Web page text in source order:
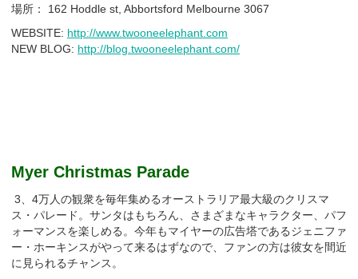
場所： 162 Hoddle st, Abbortsford Melbourne 3067
WEBSITE: http://www.twooneelephant.com
NEW BLOG: http://blog.twooneelephant.com/
Myer Christmas Parade
3、4万人の観衆を毎年集めるオーストラリア最大級のクリスマ
ス・パレード。サンタはもちろん、さまざまなキャラクター、パフ
ォーマンスを楽しめる。今年もマイヤーの広告塔であるジェニファ
ー・ホーキンスがやって来るはずなので、ファンの方は彼女を間近
に見られるチャンス。